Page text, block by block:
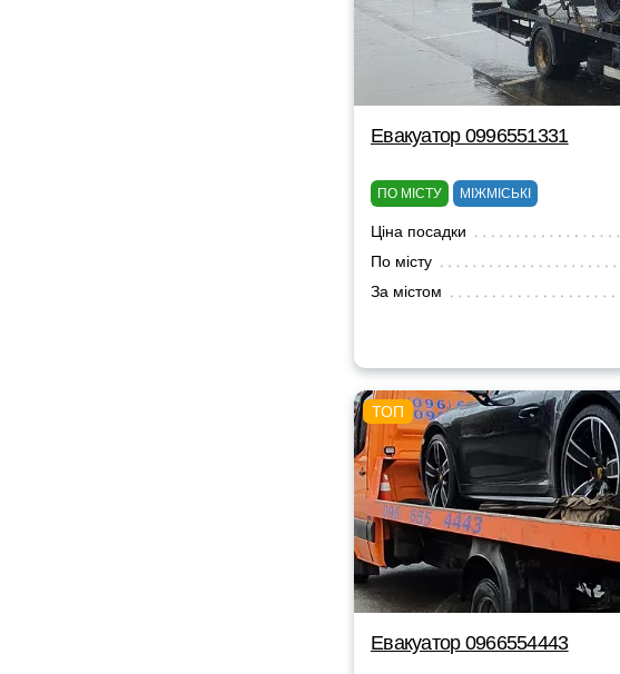
Евакуатор 0996551331
ПО МІСТУ МІЖМІСЬКІ
Ціна посадки
По місту
За містом
Евакуатор 0966554443